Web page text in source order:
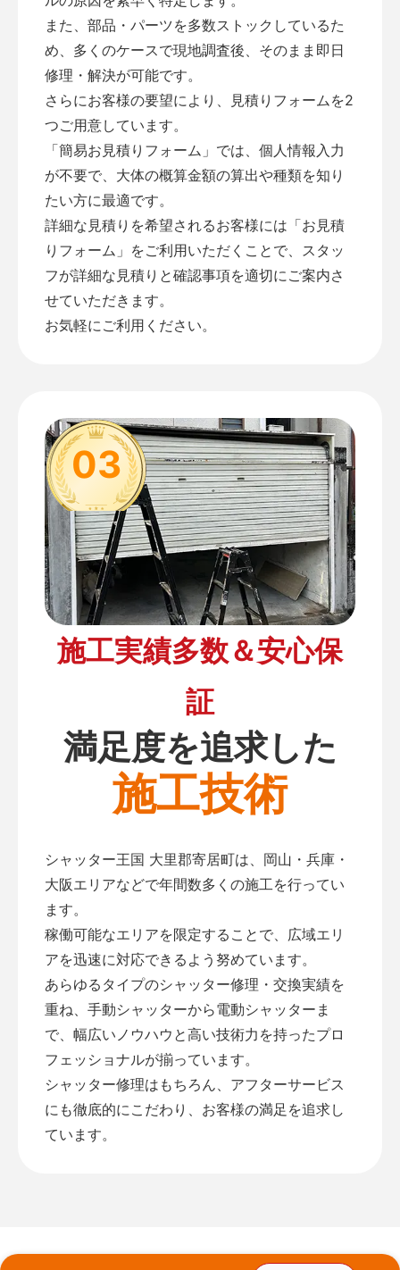
また、部品・パーツを多数ストックしているた
め、多くのケースで現地調査後、そのまま即日
修理・解決が可能です。
さらにお客様の要望により、見積りフォームを2
つご用意しています。
「簡易お見積りフォーム 」では、個人情報入力
が不要で、大体の概算金額の算出や種類を知り
たい方に最適です。
詳細な見積りを希望されるお客様には「お見積
りフォーム 」をご利用いただくことで、スタッ
フが詳細な見積りと確認事項を適切にご案内さ
せていただきます。
お気軽にご利用ください。
03
施工実績多数＆安心保
証
満足度を追求した
施工技術
シャッター王国 大里郡寄居町は、岡山・兵庫・
大阪エリアなどで年間数多くの施工を行ってい
ます。
稼働可能なエリアを限定することで、広域エリ
アを迅速に対応できるよう努めています。
あらゆるタイプのシャッター修理・交換実績を
重ね、手動シャッターから電動シャッターま
で、幅広いノウハウと高い技術力を持ったプロ
フェッショナルが揃っています。
シャッター修理はもちろん、アフターサービス
にも徹底的にこだわり、お客様の満足を追求し
ています。